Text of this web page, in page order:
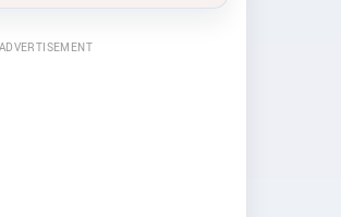
ADVERTISEMENT